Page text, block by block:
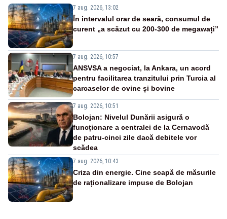
7 aug. 2026, 13:02
În intervalul orar de seară, consumul de
curent „a scăzut cu 200-300 de megawați”
7 aug. 2026, 10:57
ANSVSA a negociat, la Ankara, un acord
pentru facilitarea tranzitului prin Turcia al
carcaselor de ovine și bovine
7 aug. 2026, 10:51
Bolojan: Nivelul Dunării asigură o
funcționare a centralei de la Cernavodă
de patru-cinci zile dacă debitele vor
scădea
7 aug. 2026, 10:43
Criza din energie. Cine scapă de măsurile
de raționalizare impuse de Bolojan